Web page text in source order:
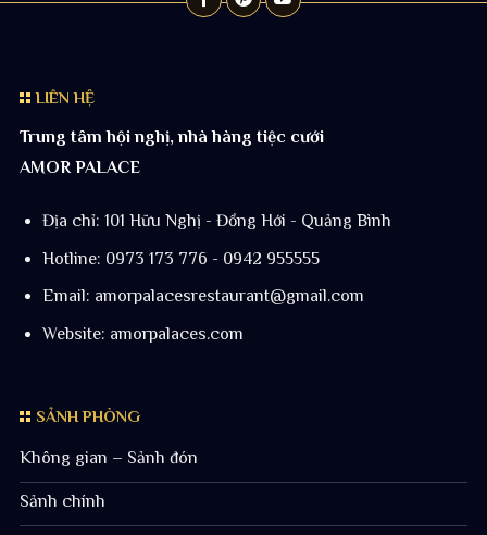
LIÊN HỆ
Trung tâm hội nghị, nhà hàng tiệc cưới
AMOR PALACE
Địa chỉ: 101 Hữu Nghị - Đồng Hới - Quảng Bình
Hotline: 0973 173 776 - 0942 955555
Email: amorpalacesrestaurant@gmail.com
Website: amorpalaces.com
SẢNH PHÒNG
Không gian – Sảnh đón
Sảnh chính